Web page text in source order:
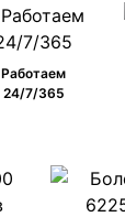
Работаем
24/7/365